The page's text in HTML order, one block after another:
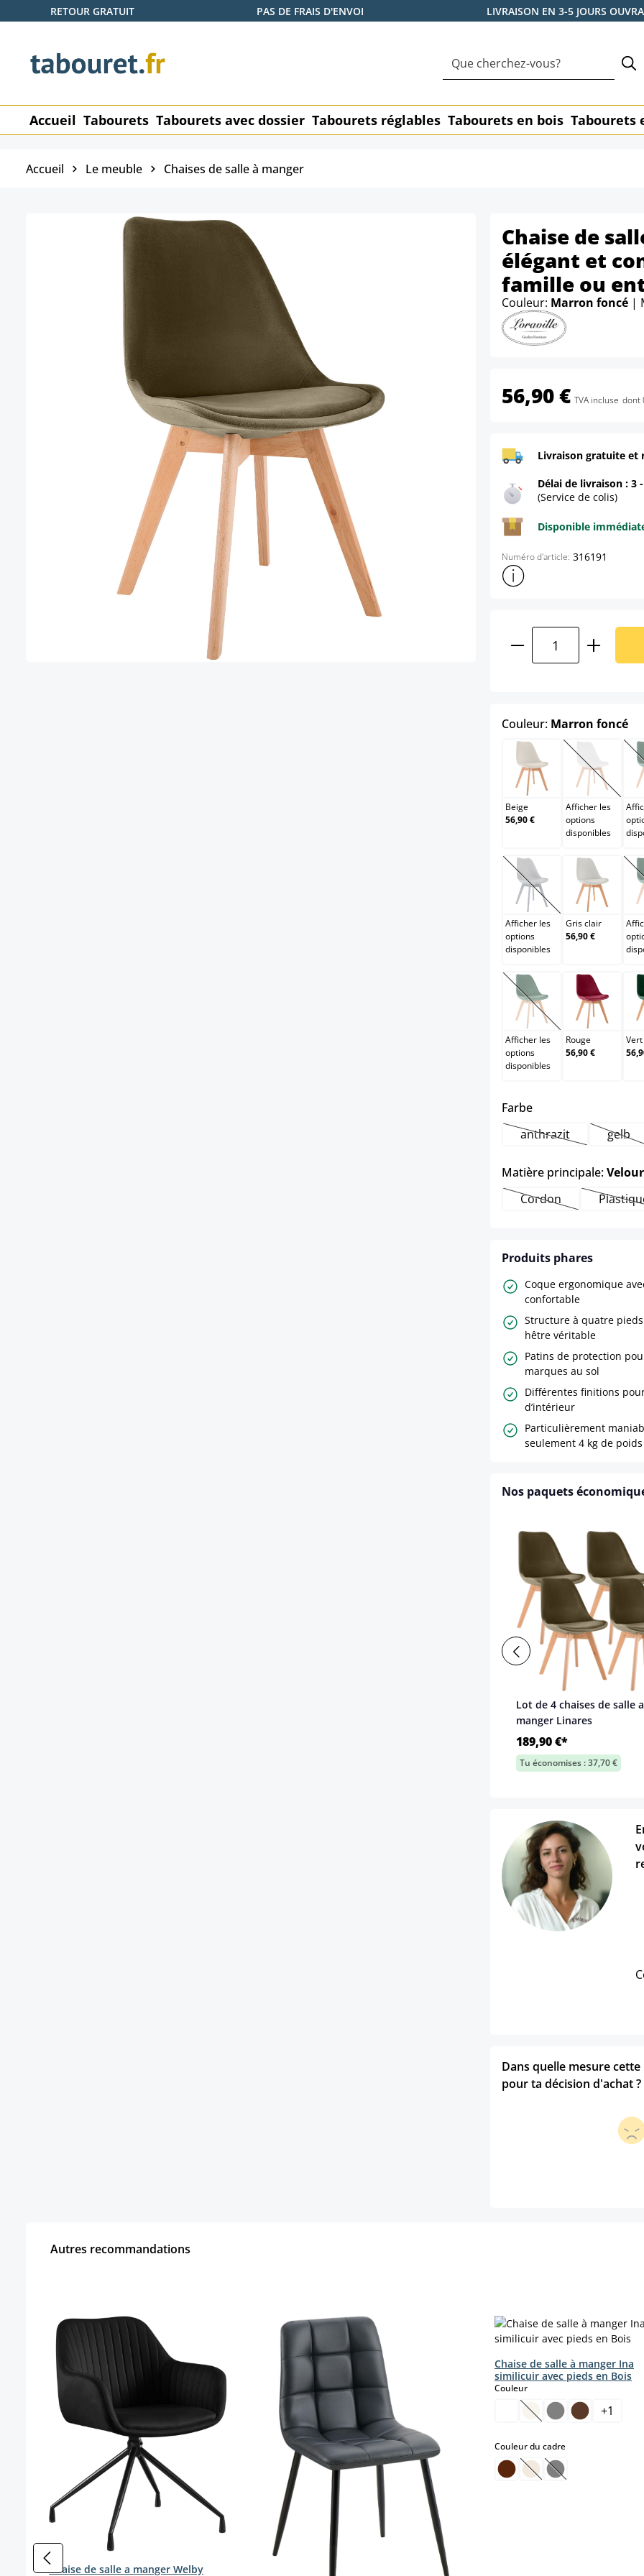
au contenu principal
Passer à la recherche
Passer à la navigation principale
RETOUR GRATUIT PAS DE FRAIS D'ENVOI LIVRAISON EN 3-5 JOURS
Accueil Tabourets Tabourets avec dossier Tabourets réglables Tabourets en bois Tabourets
Accueil Le meuble Chaises de salle à manger
Chaise de
élégant et
famille ou
Couleur: Marron foncé |
56,90 € TVA incluse dont
Livraison gratuite et
Délai de livraison : 3
(Service de colis)
Disponible
Numéro d'article: 316191
Afficher plus d'informations
Quantité de
Couleur: Marron foncé
Beige
Beige
56,90 €
Blanc
(Cette
Afficher les
options
disponibles
Gris / Gris
(Cette option n'est
Afficher les
options
disponibles
Gris clair
Gris clair
56,90 €
Orange
(Cette option n'est
Afficher les
options
disponibles
Rouge
Rouge
56,90 €
Vert
Farbeselect
anthrazit(Cette option n'est
gelb
Matière principale:
Cordon(Cette option n'est
Produits phares
Coque ergonomique
confortable
Structure à quatre
hêtre véritable
Patins de protection
marques au sol
Différentes finitions
d’intérieur
Particulièrement
seulement 4 kg de poids
Nos paquets
Lot de 4 chaises de salle a
manger Linares
189,90 €*
Tu économises : 37,70 €
Dans quelle mesure
pour ta décision d'achat ?
Autres recommandations
Chaise de salle a manger Welby
Chaise de salle à manger Ina
similicuir avec pieds en Bois
Couleurselect
(Cette option n'est
+1
Couleur du cadreselect
(Cette option n'est
(Cette option